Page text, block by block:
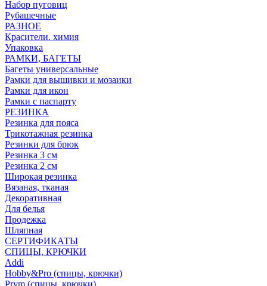
Набор пуговиц
Рубашечные
РАЗНОЕ
Красители. химия
Упаковка
РАМКИ, БАГЕТЫ
Багеты универсальные
Рамки для вышивки и мозаики
Рамки для икон
Рамки с паспарту
РЕЗИНКА
Резинка для пояса
Трикотажная резинка
Резинки для брюк
Резинка 3 см
Резинка 2 см
Широкая резинка
Вязаная, тканая
Декоративная
Для белья
Продежка
Шляпная
СЕРТИФИКАТЫ
СПИЦЫ, КРЮЧКИ
Addi
Hobby&Pro (спицы, крючки)
Prym (спицы, крючки)